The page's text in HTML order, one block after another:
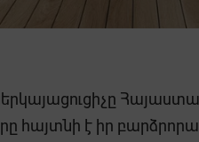
հայտնի է իր